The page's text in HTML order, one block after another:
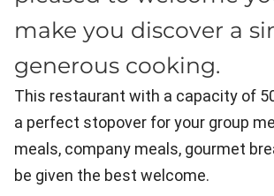
make you discover a
generous cooking.
This restaurant with a capacity of
a perfect stopover for your group
meals, company meals, gourmet
be given the best welcome.